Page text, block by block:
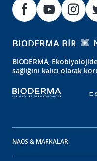
BIODERMA BIR
BIODERMA,
sağlığını kalıcı olarak
NAOS & MARKALAR